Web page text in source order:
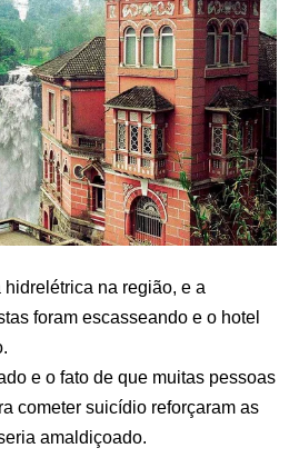
na região, e a
foram escasseando e o hotel
e o fato de que muitas pessoas
cometer suicídio reforçaram as
amaldiçoado.